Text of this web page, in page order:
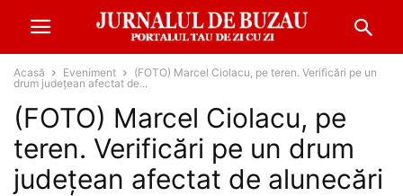
Acasă Eveniment
(FOTO) Marcel Ciolacu, pe teren. Verificări pe un
drum județean afectat de...
(FOTO) Marcel Ciolacu, pe
teren. Verificări pe un drum
județean afectat de alunecări